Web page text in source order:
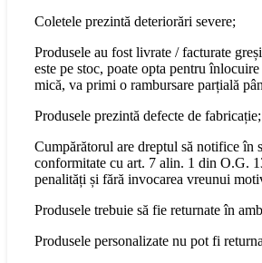
Coletele prezintă deteriorări severe;
Produsele au fost livrate / facturate
este pe stoc, poate opta pentru
mică, va primi o rambursare parțială
Produsele prezintă defecte de fabricație;
Cumpărătorul are dreptul să notifice în
conformitate cu art. 7 alin. 1 din O.G.
penalități și fără invocarea vreunui
Produsele trebuie să fie returnate în
Produsele personalizate nu pot fi